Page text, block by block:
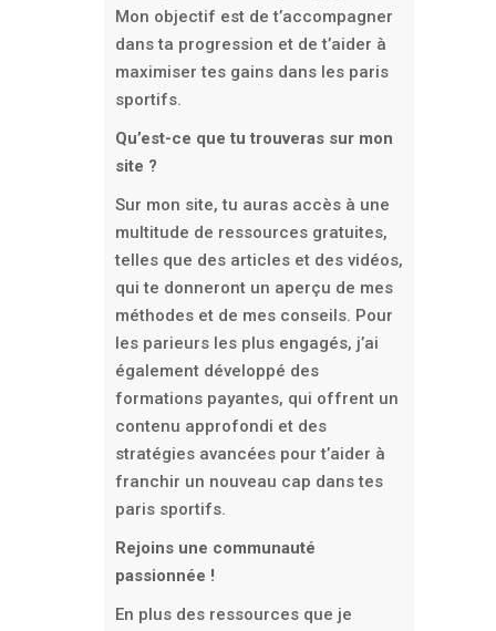
Mon objectif est de t’accompagner
dans ta progression et de t’aider à
maximiser tes gains dans les paris
sportifs.
Qu’est-ce que tu trouveras sur mon
site ?
Sur mon site, tu auras accès à une
multitude de ressources gratuites,
telles que des articles et des vidéos,
qui te donneront un aperçu de mes
méthodes et de mes conseils. Pour
les parieurs les plus engagés, j’ai
également développé des
formations payantes, qui offrent un
contenu approfondi et des
stratégies avancées pour t’aider à
franchir un nouveau cap dans tes
paris sportifs.
Rejoins une communauté
passionnée !
En plus des ressources que je